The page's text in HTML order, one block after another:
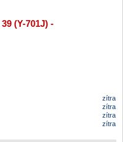
(Y-701J) -
zítra
zítra
zítra
zítra